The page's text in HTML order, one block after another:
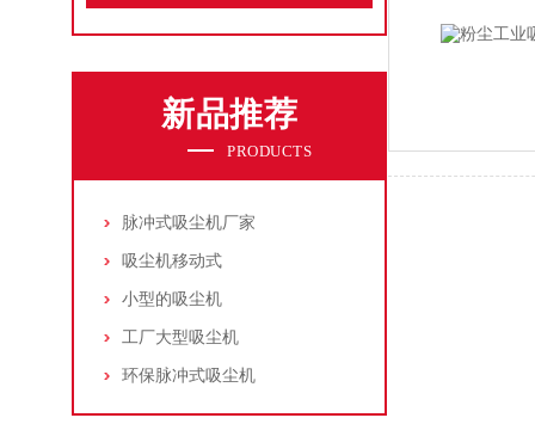
新品推荐
PRODUCTS
脉冲式吸尘机厂家
吸尘机移动式
小型的吸尘机
工厂大型吸尘机
环保脉冲式吸尘机